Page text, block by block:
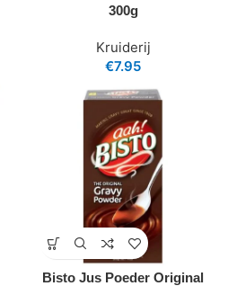
300g
Kruiderij
€7.95
Bisto Jus Poeder Original